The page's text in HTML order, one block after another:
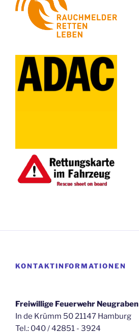
KONTAKTINFORMATIONEN
Freiwillige Feuerwehr Neugraben
In de Krümm 50 21147 Hamburg
Tel.: 040 / 42851 - 3924